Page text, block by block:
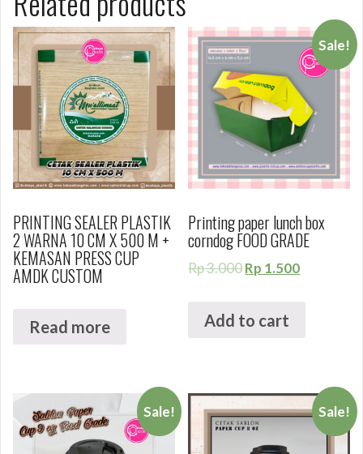
PRINTING SEALER PLASTIK
2 WARNA 10 CM X 500 M +
KEMASAN PRESS CUP
AMDK CUSTOM
Read more
Sale!
Printing paper lunch box
corndog FOOD GRADE
Rp3.000Rp 1.500
Add to cart
Sale! Sale!